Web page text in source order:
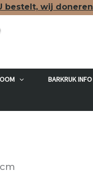
bestelt, wij doneren
BARKRUK INFO